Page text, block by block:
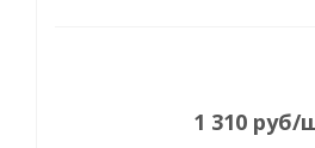
1 310руб/